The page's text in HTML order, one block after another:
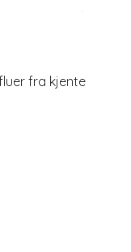
fra kjente